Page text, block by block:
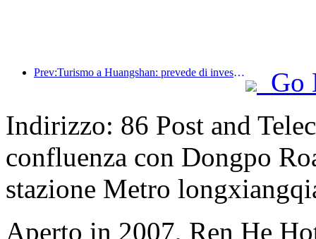
Prev:Turismo a Huangshan: prevede di investire 530 milioni di yuan nella ristrutturazione degli hotel
Go
Indirizzo: 86 Post and
confluenza con Dongpo
stazione Metro
Aperto in 2007, Ren He